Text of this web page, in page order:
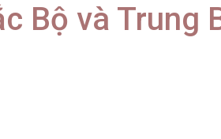
Bộ và Trung